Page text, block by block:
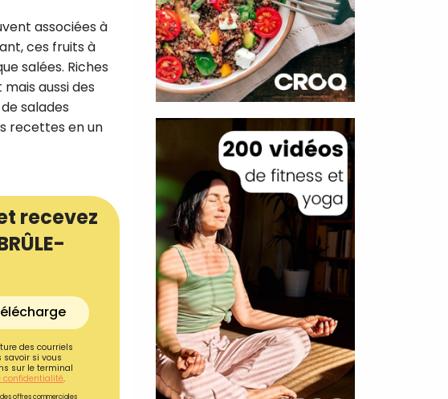
associées à
ces fruits à
salées. Riches
aussi des
salades
recettes en un
recevez
des courriels
savoir si vous
sur le terminal
confidentialité.
offres commerciales